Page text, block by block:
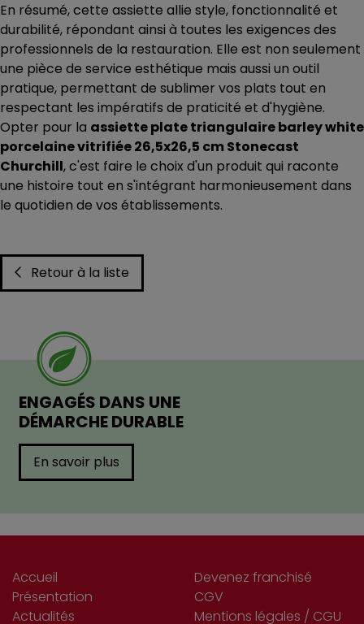
En résumé, cette assiette allie style, fonctionnalité et
durabilité, répondant ainsi à toutes les exigences des
professionnels de la restauration. Elle est non seulement
une pièce de service esthétique mais aussi un outil
pratique, permettant de sublimer vos plats tout en
respectant les impératifs de praticité et d'hygiène.
Opter pour la assiette plate triangulaire barley white
porcelaine vitrifiée 26,5x26,5 cm Stonecast
Churchill, c'est faire le choix d'un produit qui raconte
une histoire tout en s'intégrant harmonieusement dans
le quotidien de vos établissements.
Retour à la liste
ENGAGÉS DANS UNE
DÉMARCHE DURABLE
En savoir plus
Accueil
Présentation
Actualités
Devenez franchisé
CGV
Mentions légales / CGU